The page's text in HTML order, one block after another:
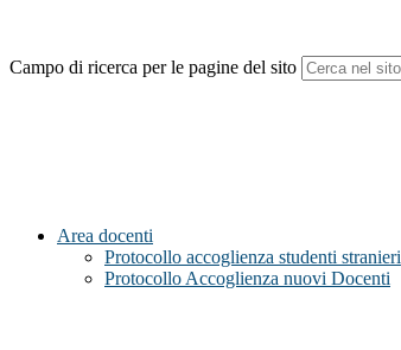
Campo di ricerca per le pagine del sito
Area docenti
Protocollo accoglienza studenti stranieri
Protocollo Accoglienza nuovi Docenti